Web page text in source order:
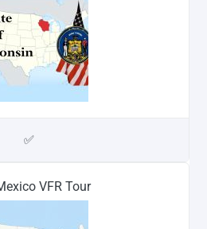
✅
VFR Tour